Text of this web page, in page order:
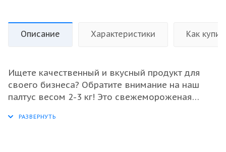
Описание Характеристики Как
Ищете качественный и вкусный продукт для
своего бизнеса? Обратите внимание на наш
палтус весом 2-3 кг! Это свежемороженая
и потрошение, что гарантирует удобство в